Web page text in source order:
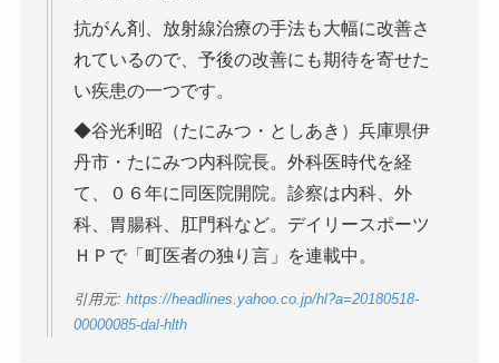
抗がん剤、放射線治療の手法も大幅に改善さ
れているので、予後の改善にも期待を寄せた
い疾患の一つです。
◆谷光利昭（たにみつ・としあき）兵庫県伊
丹市・たにみつ内科院長。外科医時代を経
て、０６年に同医院開院。診察は内科、外
科、胃腸科、肛門科など。デイリースポーツ
ＨＰで「町医者の独り言」を連載中。
引用元: https://headlines.yahoo.co.jp/hl?a=20180518-
00000085-dal-hlth